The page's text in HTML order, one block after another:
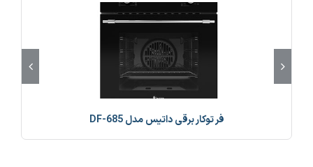
فر توکار برقی داتیس مدل DF-685